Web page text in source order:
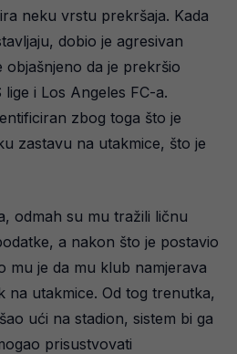
neku vrstu prekršaja. Kada
dobio je agresivan
da je prekršio
i Los Angeles FC-a.
zbog toga što je
zastavu na utakmice, što je
odmah su mu tražili ličnu
a nakon što je postavio
mu je da mu klub namjerava
na utakmice. Od tog trenutka,
ući na stadion, sistem bi ga
prisustvovati